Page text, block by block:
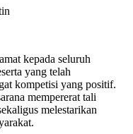
kepada seluruh
yang telah
kompetisi yang positif.
mempererat tali
melestarikan